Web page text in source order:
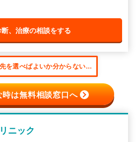
断、治療の相談をする
を選べばよいか分からない...
時は無料相談窓口へ
ニック